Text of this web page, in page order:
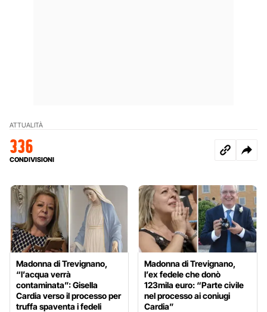
ATTUALITÀ
336
CONDIVISIONI
Madonna di Trevignano,
“l’acqua verrà
contaminata”: Gisella
Cardia verso il processo per
truffa spaventa i fedeli
Madonna di Trevignano,
l’ex fedele che donò
123mila euro: “Parte civile
nel processo ai coniugi
Cardia”